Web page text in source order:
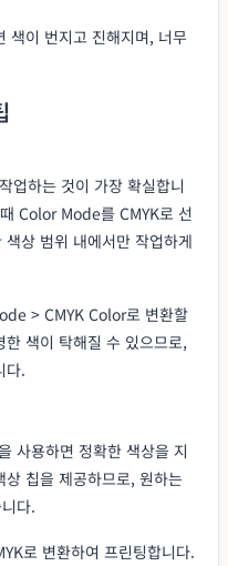
색이 번지고 진해지며, 너무
업하는 것이 가장 확실합니
Color Mode를 CMYK로 선
상 범위 내에서만 작업하게
> CMYK Color로 변환할
색이 탁해질 수 있으므로,
다.
사용하면 정확한 색상을 지
칩을 제공하므로, 원하는
다.
로 변환하여 프린팅합니다.